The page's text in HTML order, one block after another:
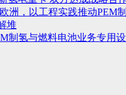
洲，以工程实践推动PEM
堆
制氢与燃料电池业务专用